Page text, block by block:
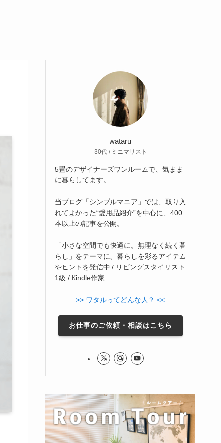
wataru
30代 / ミニマリスト
5畳のデザイナーズワンルームで、気まま
に暮らしてます。
当ブログ「シンプルマニア」では、取り入
れてよかった“愛用品紹介”を中心に、400
本以上の記事を公開。
「小さな空間でも快適に。無理なく続く暮
らし」をテーマに、暮らしを彩るアイテム
やヒントを発信中 / リビングスタイリスト
1級 / Kindle作家
>> ワタルってどんな人？ <<
お仕事のご依頼・相談はこちら